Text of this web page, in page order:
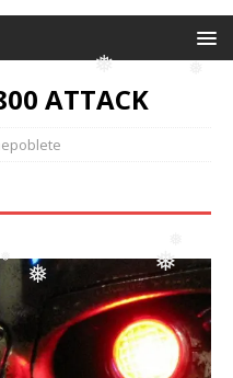
❅
❅
ATTACK